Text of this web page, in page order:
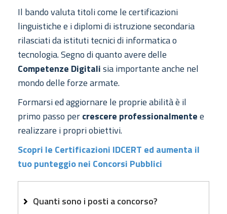
Il bando valuta titoli come le certificazioni
linguistiche e i diplomi di istruzione secondaria
rilasciati da istituti tecnici di informatica o
tecnologia. Segno di quanto avere delle
Competenze Digitalisia importante anche nel
mondo delle forze armate.
Formarsi ed aggiornare le proprie abilità è il
primo passo percrescere professionalmentee
realizzare i propri obiettivi.
Scopri le Certificazioni IDCERT ed aumenta il
tuo punteggio nei Concorsi Pubblici
Quanti sono i posti a concorso?